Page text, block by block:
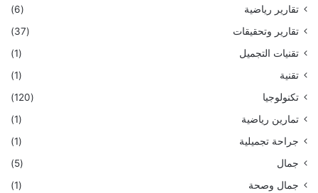
تقارير رياضية
(6)
تقارير وتحقيقات
(37)
تقنيات التجميل
(1)
تقنية
(1)
تكنولوجيا
(120)
تمارين رياضية
(1)
جراحة تجميلية
(1)
جمال
(5)
جمال وصحة
(1)